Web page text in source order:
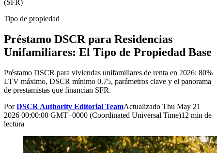
(SFR)
Tipo de propiedad
Préstamo DSCR para Residencias
Unifamiliares: El Tipo de Propiedad Base
Préstamo DSCR para viviendas unifamiliares de renta en 2026: 80%
LTV máximo, DSCR mínimo 0.75, parámetros clave y el panorama
de prestamistas que financian SFR.
PorDSCR Authority Editorial TeamActualizado Thu May 21
2026 00:00:00 GMT+0000 (Coordinated Universal Time)12 min de
lectura